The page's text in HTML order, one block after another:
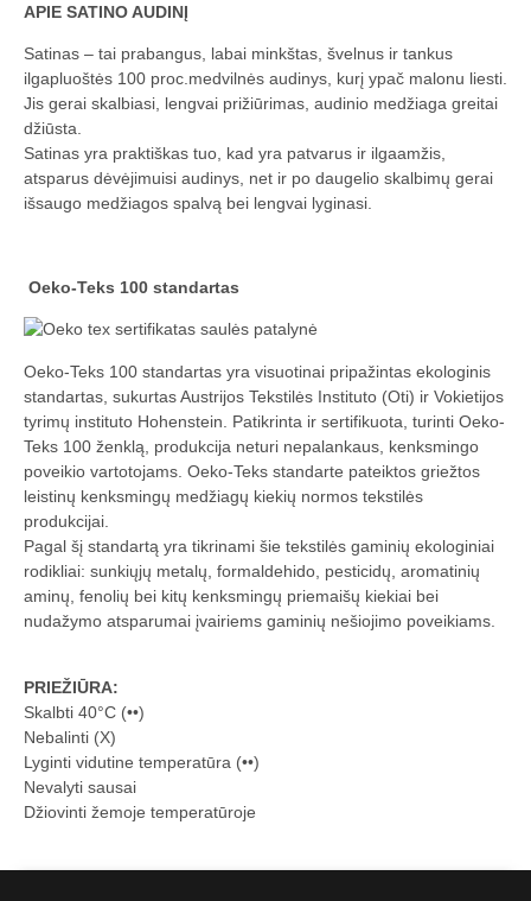
APIE SATINO AUDINĮ
Satinas – tai prabangus, labai minkštas, švelnus ir tankus
ilgapluoštės 100 proc.medvilnės audinys, kurį ypač malonu liesti.
Jis gerai skalbiasi, lengvai prižiūrimas, audinio medžiaga greitai
džiūsta.
Satinas yra praktiškas tuo, kad yra patvarus ir ilgaamžis,
atsparus dėvėjimuisi audinys, net ir po daugelio skalbimų gerai
išsaugo medžiagos spalvą bei lengvai lyginasi.
Oeko-Teks 100 standartas
Oeko-Teks 100 standartas yra visuotinai pripažintas ekologinis
standartas, sukurtas Austrijos Tekstilės Instituto (Oti) ir Vokietijos
tyrimų instituto Hohenstein. Patikrinta ir sertifikuota, turinti Oeko-
Teks 100 ženklą, produkcija neturi nepalankaus, kenksmingo
poveikio vartotojams. Oeko-Teks standarte pateiktos griežtos
leistinų kenksmingų medžiagų kiekių normos tekstilės
produkcijai.
Pagal šį standartą yra tikrinami šie tekstilės gaminių ekologiniai
rodikliai: sunkiųjų metalų, formaldehido, pesticidų, aromatinių
aminų, fenolių bei kitų kenksmingų priemaišų kiekiai bei
nudažymo atsparumai įvairiems gaminių nešiojimo poveikiams.
PRIEŽIŪRA:
Skalbti 40°C (••)
Nebalinti (X)
Lyginti vidutine temperatūra (••)
Nevalyti sausai
Džiovinti žemoje temperatūroje